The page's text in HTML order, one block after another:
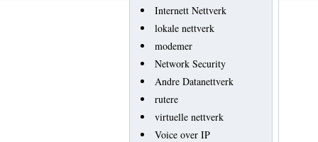
Internett Nettverk
lokale nettverk
modemer
Network Security
Andre Datanettverk
rutere
virtuelle nettverk
Voice over IP